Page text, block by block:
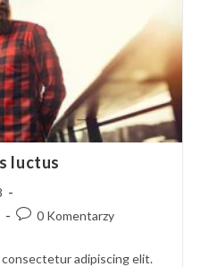
luctus
Post0 Komentarzy
adipiscing elit.